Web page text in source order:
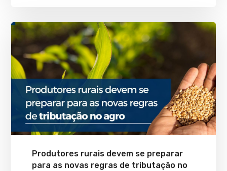
Produtores rurais devem se preparar
para as novas regras de tributação no